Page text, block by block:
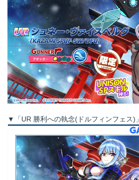
▼「UR 勝利への執念(ドルフィンフェス)」